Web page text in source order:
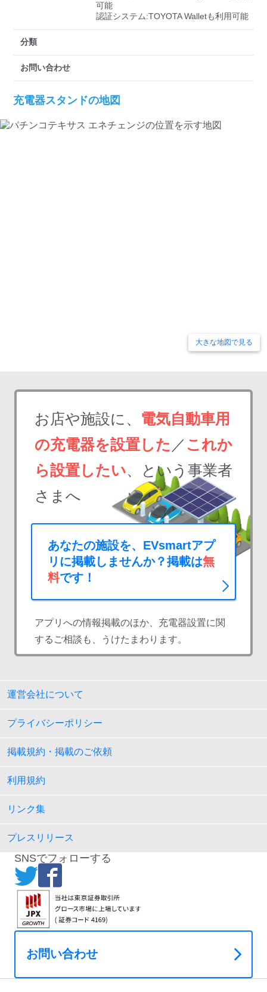
可能
認証システム:TOYOTA Walletも利用可能
分類
お問い合わせ
充電器スタンドの地図
大きな地図で見る
お店や施設に、 電気自動車用
の充電器を設置した ／ これか
ら設置したい、という事業者
さまへ
あなたの施設を、EVsmartアプ
リに掲載しませんか？掲載は無
料です！
アプリへの情報掲載のほか、充電器設置に関
するご相談も、うけたまわります。
運営会社について
プライバシーポリシー
掲載規約・掲載のご依頼
利用規約
リンク集
プレスリリース
SNSでフォローする
お問い合わせ